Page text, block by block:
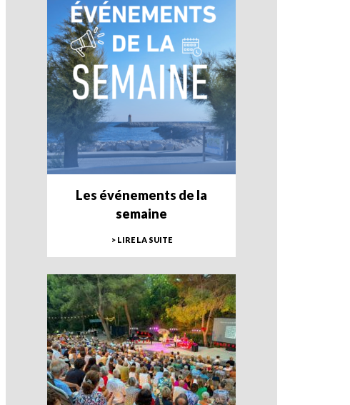
Les événements de la
semaine
> LIRE LA SUITE